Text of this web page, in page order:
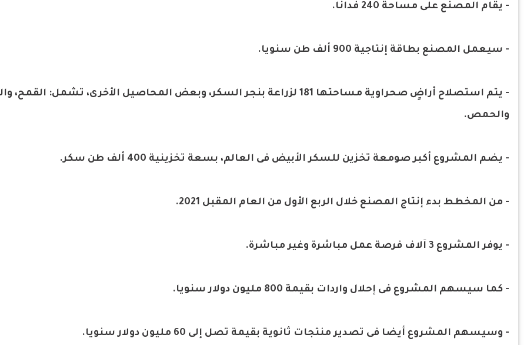
- يقام المصنع على مساحة 240 فدانا.
- سيعمل المصنع بطاقة إنتاجية 900 ألف طن سنويا.
- يتم استصلاح أراضٍ صحراوية مساحتها 181 لزراعة بنجر السكر، وبعض المحاصيل الأخرى، تشمل: القمح،
والحمص.
- يضم المشروع أكبر صومعة تخزين للسكر الأبيض فى العالم، بسعة تخزينية 400 ألف طن سكر.
- من المخطط بدء إنتاج المصنع خلال الربع الأول من العام المقبل 2021.
- يوفر المشروع 3 آلاف فرصة عمل مباشرة وغير مباشرة.
- كما سيسهم المشروع فى إحلال واردات بقيمة 800 مليون دولار سنويا.
- وسيسهم المشروع أيضا فى تصدير منتجات ثانوية بقيمة تصل إلى 60 مليون دولار سنويا.